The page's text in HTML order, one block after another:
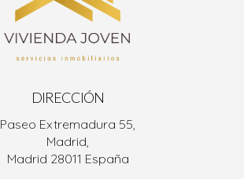
DIRECCIÓN
Paseo Extremadura 55,
Madrid,
Madrid 28011 España